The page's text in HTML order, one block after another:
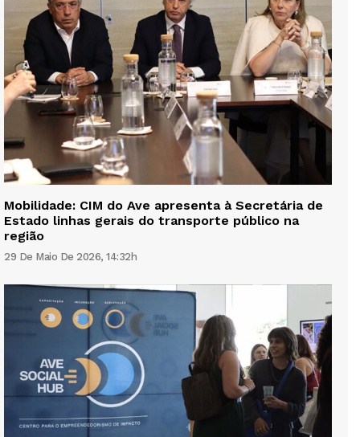
Mobilidade: CIM do Ave apresenta à Secretária de
Estado linhas gerais do transporte público na
região
29 De Maio De 2026, 14:32h